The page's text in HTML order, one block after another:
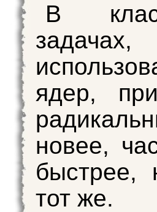
В
ядер,
новее,
быстрее,
тот же.